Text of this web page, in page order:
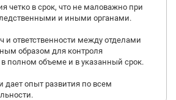
четко в срок, что не маловажно при
и иными органами.
и ответственности между отделами
образом для контроля
полном объеме и в указанный срок.
дает опыт развития по всем